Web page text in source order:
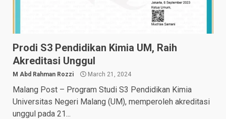
Prodi S3 Pendidikan Kimia UM, Raih
Akreditasi Unggul
M Abd Rahman Rozzi March 21, 2024
Malang Post – Program Studi S3 Pendidikan Kimia
Universitas Negeri Malang (UM), memperoleh akreditasi
unggul pada 21...